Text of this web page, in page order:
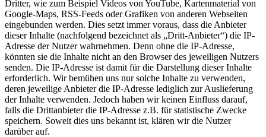
Dritter, wie zum Beispiel Videos von YouTube, Kartenmaterial von
Google-Maps, RSS-Feeds oder Grafiken von anderen Webseiten
eingebunden werden. Dies setzt immer voraus, dass die Anbieter
dieser Inhalte (nachfolgend bezeichnet als „Dritt-Anbieter“) die IP-
Adresse der Nutzer wahrnehmen. Denn ohne die IP-Adresse,
könnten sie die Inhalte nicht an den Browser des jeweiligen Nutzers
senden. Die IP-Adresse ist damit für die Darstellung dieser Inhalte
erforderlich. Wir bemühen uns nur solche Inhalte zu verwenden,
deren jeweilige Anbieter die IP-Adresse lediglich zur Auslieferung
der Inhalte verwenden. Jedoch haben wir keinen Einfluss darauf,
falls die Drittanbieter die IP-Adresse z.B. für statistische Zwecke
speichern. Soweit dies uns bekannt ist, klären wir die Nutzer
darüber auf.